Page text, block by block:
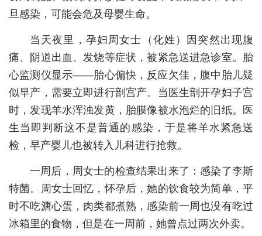
科教
健康
悠游
相亲
汽车
房产
创意
文化
旦感染，可能会危及母婴生命。
当天夜里，孕妇周女士（化姓）因突然出现腹
痛、阴道出血、发烧等症状，被紧急送进急诊室。胎
心监测仪显示——胎心偏快，反应欠佳，腹中胎儿疑
似早产，需要立即进行剖宫产。当医生剖开孕妇子宫
时，发现羊水浑浊发黄，胎膜像被水泡烂的旧纸。医
生当即判断这不是普通的感染，于是将羊水紧急送
检，早产婴儿也被转入儿科进行抢救。
一周后，周女士的检查结果出来了：感染了李斯
特菌。周女士回忆，怀孕后，她的饮食较为简单，平
时不吃溏心蛋，肉类都煮熟，感染前一周也没有吃过
冰箱里的食物，但是在一周前，她曾点过两次外卖。